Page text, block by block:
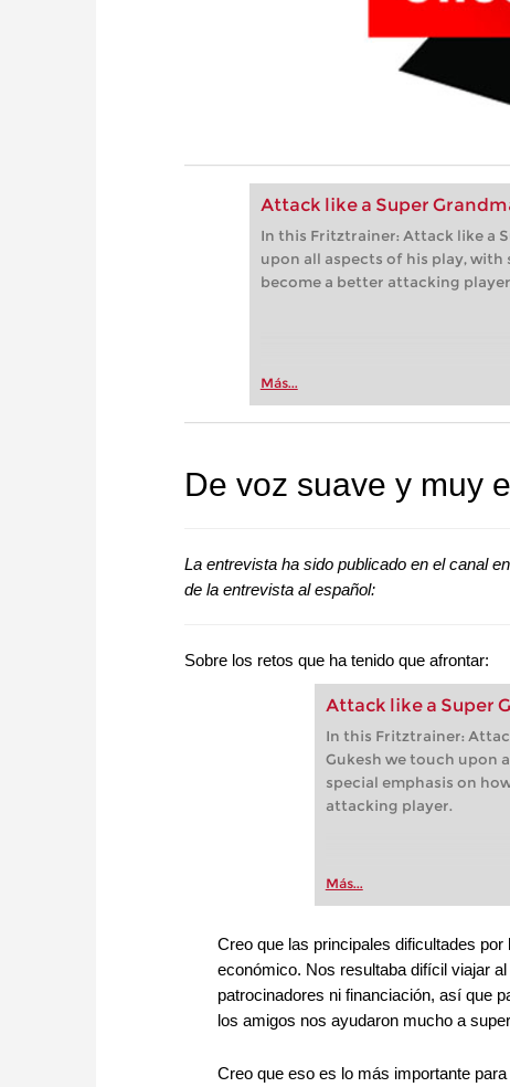
Attack like a Super
In this Fritztrainer: Attack like a
upon all aspects of his play, with
become a better attacking
Más...
De voz suave y muy
La entrevista ha sido publicado en el canal
de la entrevista al español:
Sobre los retos que ha tenido que afrontar:
Attack like a Super
In this Fritztrainer:
Gukesh we touch upon
special emphasis on
attacking player.
Más...
Creo que las principales dificultades
económico. Nos resultaba difícil viajar
patrocinadores ni financiación, así que
los amigos nos ayudaron mucho a
Creo que eso es lo más importante